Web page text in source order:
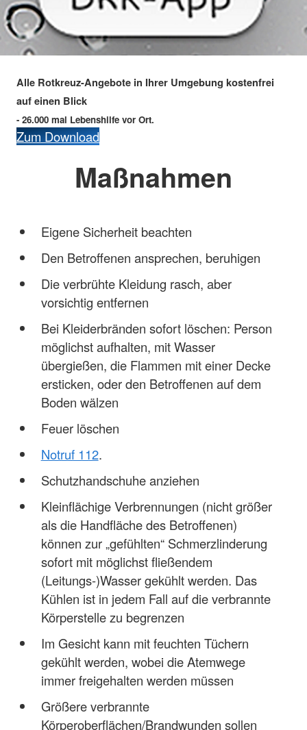
Alle Rotkreuz-Angebote in Ihrer Umgebung kostenfrei
auf einen Blick
- 26.000 mal Lebenshilfe vor Ort.
Zum Download
Maßnahmen
Eigene Sicherheit beachten
Den Betroffenen ansprechen, beruhigen
Die verbrühte Kleidung rasch, aber
vorsichtig entfernen
Bei Kleiderbränden sofort löschen: Person
möglichst aufhalten, mit Wasser
übergießen, die Flammen mit einer Decke
ersticken, oder den Betroffenen auf dem
Boden wälzen
Feuer löschen
Notruf 112.
Schutzhandschuhe anziehen
Kleinflächige Verbrennungen (nicht größer
als die Handfläche des Betroffenen)
können zur „gefühlten“ Schmerzlinderung
sofort mit möglichst fließendem
(Leitungs-)Wasser gekühlt werden. Das
Kühlen ist in jedem Fall auf die verbrannte
Körperstelle zu begrenzen
Im Gesicht kann mit feuchten Tüchern
gekühlt werden, wobei die Atemwege
immer freigehalten werden müssen
Größere verbrannte
Körperoberflächen/Brandwunden sollen